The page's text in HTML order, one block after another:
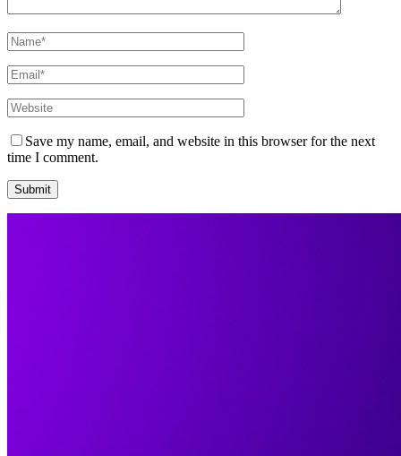
Save my name, email, and website in this browser for the next
time I comment.